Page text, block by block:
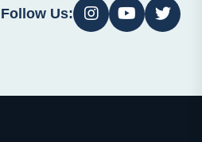
Follow Us: